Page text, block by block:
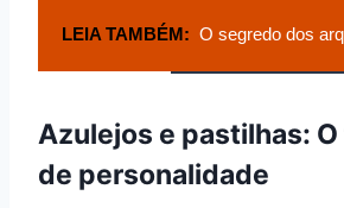
LEIA TAMBÉM: O segredo dos
Azulejos e pastilhas:
de personalidade